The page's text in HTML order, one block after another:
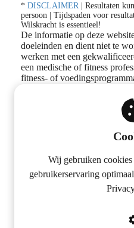
* DISCLAIMER | Resultaten
persoon | Tijdspaden voor
Wilskracht is essentieel!
De informatie op deze
doeleinden en dient niet te
werken met een
een medische of fitness
fitness- of
Volg ons
Wij gebruiken
gebruikerservaring